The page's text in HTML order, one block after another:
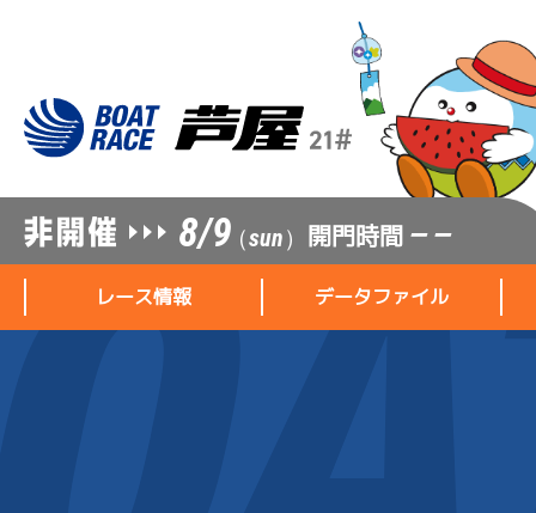
8/9（sun） 開門時間 — —
レース情報 データファイル